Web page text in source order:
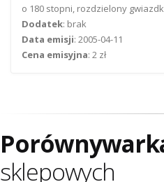
o 180 stopni, rozdzielony
Dodatek: brak
Data emisji: 2005-04-11
Cena emisyjna: 2 zł
sklepowych